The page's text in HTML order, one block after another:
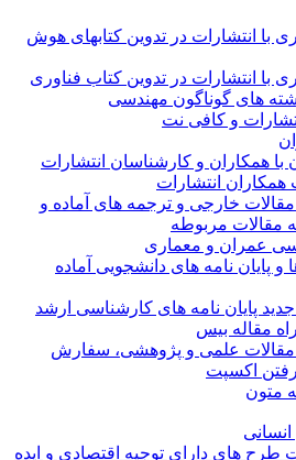
با انتشارات در تدوین کتابهای هوش
با انتشارات در تدوین کتاب فناوری
های گوناگون مهندسی
و کافی نت
با همکاران و کارشناسان انتشارات
انتشارات
خارجی و ترجمه های آماده و
مقالات مربوطه
عمران و معماری
پایان نامه های دانشجویی آماده
پایان نامه های کارشناسی ارشد
مقاله بیس
مقالات علمی و پژوهشی، سفارش
متون
طرح های دارای توجیه اقتصادی و ایده